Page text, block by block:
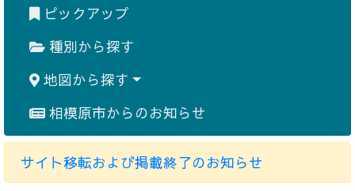
ピックアップ
種別から探す
地図から探す
相模原市からのお知らせ
サイト移転および掲載終了のお知らせ